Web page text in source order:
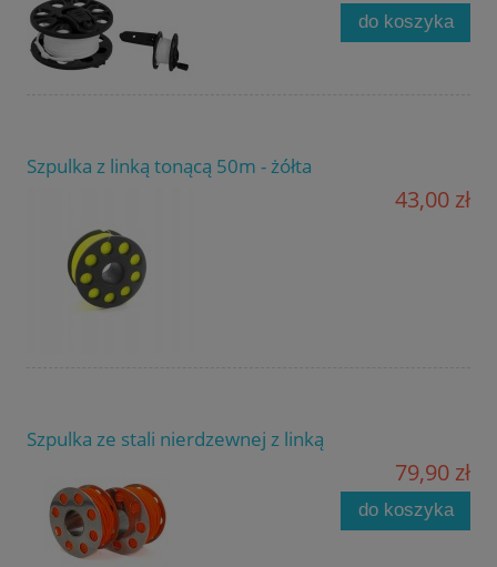
do koszyka
Szpulka z linką tonącą 50m - żółta
43,00 zł
Szpulka ze stali nierdzewnej z linką
79,90 zł
do koszyka